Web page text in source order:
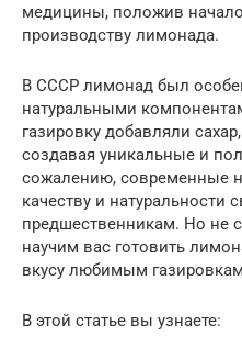
медицины, положив
производству лимонада.
В СССР лимонад был
натуральными
газировку добавляли
создавая уникальные и
сожалению, современные
качеству и натуральности
предшественникам. Но не
научим вас готовить
вкусу любимым
В этой статье вы узнаете: